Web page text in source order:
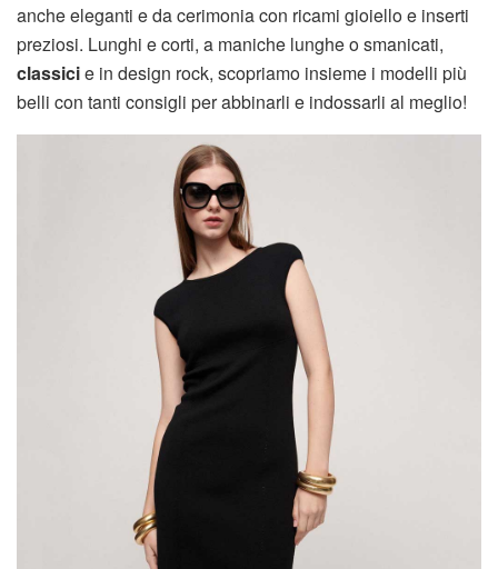
anche eleganti e da cerimonia con ricami gioiello e inserti
preziosi. Lunghi e corti, a maniche lunghe o smanicati,
classicie in design rock, scopriamo insieme i modelli più
belli con tanti consigli per abbinarli e indossarli al meglio!